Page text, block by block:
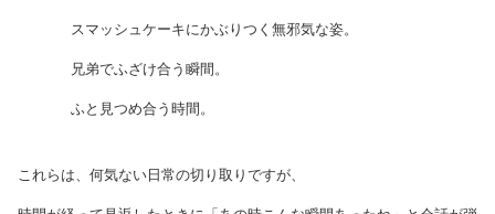
スマッシュケーキにかぶりつく無邪気な姿。
兄弟でふざけ合う瞬間。
ふと見つめ合う時間。
これらは、何気ない日常の切り取りですが、